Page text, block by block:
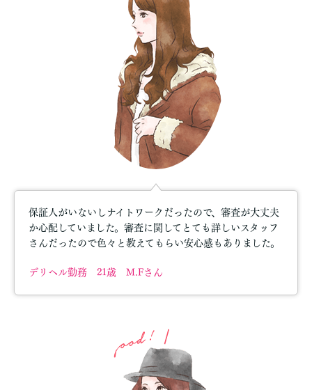
保証人がいないしナイトワークだったので、審査が大丈夫
か心配していました。審査に関してとても詳しいスタッフ
さんだったので色々と教えてもらい安心感もありました。
デリヘル勤務 21歳 M.Fさん